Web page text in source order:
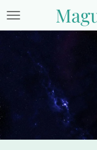
Ir
principal